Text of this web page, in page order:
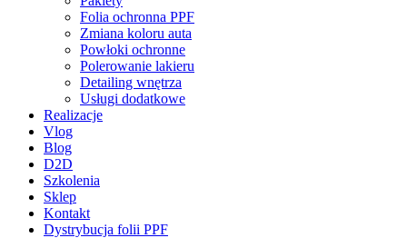
Folia ochronna PPF
Zmiana koloru auta
Powłoki ochronne
Polerowanie lakieru
Detailing wnętrza
Usługi dodatkowe
Realizacje
Vlog
Blog
D2D
Szkolenia
Sklep
Kontakt
Dystrybucja folii PPF